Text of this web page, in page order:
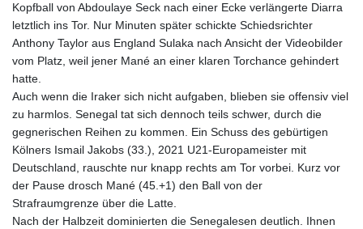
Kopfball von Abdoulaye Seck nach einer Ecke verlängerte Diarra
letztlich ins Tor. Nur Minuten später schickte Schiedsrichter
Anthony Taylor aus England Sulaka nach Ansicht der Videobilder
vom Platz, weil jener Mané an einer klaren Torchance gehindert
hatte.
Auch wenn die Iraker sich nicht aufgaben, blieben sie offensiv viel
zu harmlos. Senegal tat sich dennoch teils schwer, durch die
gegnerischen Reihen zu kommen. Ein Schuss des gebürtigen
Kölners Ismail Jakobs (33.), 2021 U21-Europameister mit
Deutschland, rauschte nur knapp rechts am Tor vorbei. Kurz vor
der Pause drosch Mané (45.+1) den Ball von der
Strafraumgrenze über die Latte.
Nach der Halbzeit dominierten die Senegalesen deutlich. Ihnen